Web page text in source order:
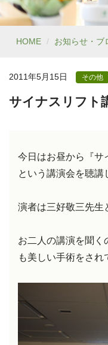
HOME お知らせ・ブ
2011年5月15日 その他
サイナスリフト
今日はお昼から『サ
という講演会を聴講
演者は三好敬三先生
お二人の講演を聞く
も美しい手術をされ